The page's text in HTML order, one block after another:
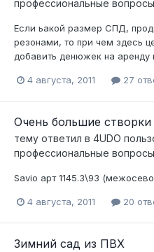
профессиональные вопросы
Если ьакой размер СПД,
резонами, то при чем здесь
добавить денюжек на аренду
4 августа, 2011 27
Очень большие створки
тему ответил в 4UDO
профессиональные вопросы
Savio арт 1145.3\93
4 августа, 2011 20
Зимний сад из ПВХ